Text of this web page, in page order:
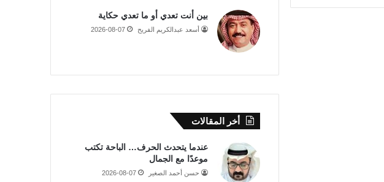
بين أنت تعدي أو ما تعدي حكاية
أسعد عبدالكريم الفريح 2026-08-07
أخر المقالات
عندما يتحدث الحرف… الباحة تكتب
موعدًا مع الجمال
حسن أحمد الصغير 2026-08-07